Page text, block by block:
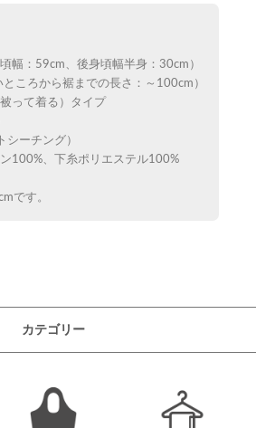
幅：59cm、後身頃幅半身：30cm）
ところから裾までの長さ：～100cm）
って着る）タイプ
シーチング）
100%、下糸ポリエステル100%
です。
カテゴリー